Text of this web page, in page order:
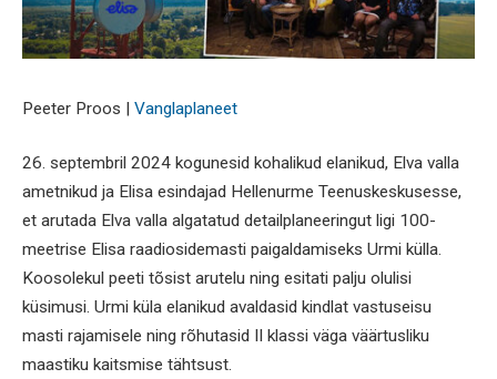
Peeter Proos | Vanglaplaneet
26. septembril 2024 kogunesid kohalikud elanikud, Elva valla
ametnikud ja Elisa esindajad Hellenurme Teenuskeskusesse,
et arutada Elva valla algatatud detailplaneeringut ligi 100-
meetrise Elisa raadiosidemasti paigaldamiseks Urmi külla.
Koosolekul peeti tõsist arutelu ning esitati palju olulisi
küsimusi. Urmi küla elanikud avaldasid kindlat vastuseisu
masti rajamisele ning rõhutasid II klassi väga väärtusliku
maastiku kaitsmise tähtsust.